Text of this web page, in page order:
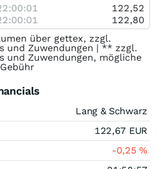
122,52
122,80
über gettex, zzgl.
und Zuwendungen | ** zzgl.
und Zuwendungen, mögliche
Lang & Schwarz
122,67 EUR
-0,25%